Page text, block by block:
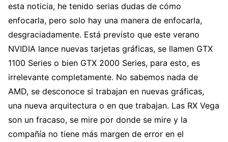
esta noticia, he tenido serias dudas de cómo
enfocarla, pero solo hay una manera de enfocarla,
desgraciadamente. Está previsto que este verano
NVIDIA lance nuevas tarjetas gráficas, se llamen GTX
1100 Series o bien GTX 2000 Series, para esto, es
irrelevante completamente. No sabemos nada de
AMD, se desconoce si trabajan en nuevas gráficas,
una nueva arquitectura o en que trabajan. Las RX Vega
son un fracaso, se mire por donde se mire y la
compañía no tiene más margen de error en el